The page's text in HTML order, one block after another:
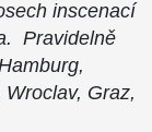
inscenací
Pravidelně
Graz,